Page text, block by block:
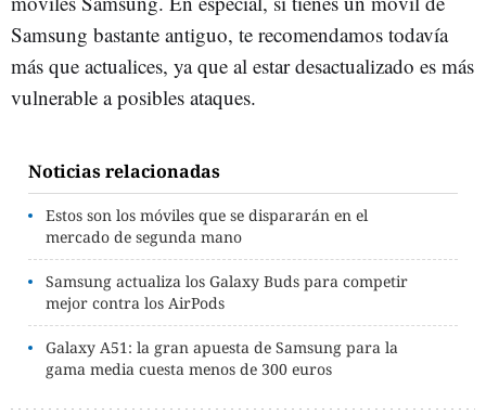
Samsung bastante antiguo, te recomendamos todavía
más que actualices, ya que al estar desactualizado es más
vulnerable a posibles ataques.
Noticias relacionadas
Estos son los móviles que se dispararán en el
mercado de segunda mano
Samsung actualiza los Galaxy Buds para competir
mejor contra los AirPods
Galaxy A51: la gran apuesta de Samsung para la
gama media cuesta menos de 300 euros